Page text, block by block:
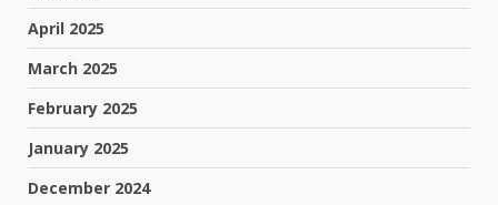
April 2025
March 2025
February 2025
January 2025
December 2024